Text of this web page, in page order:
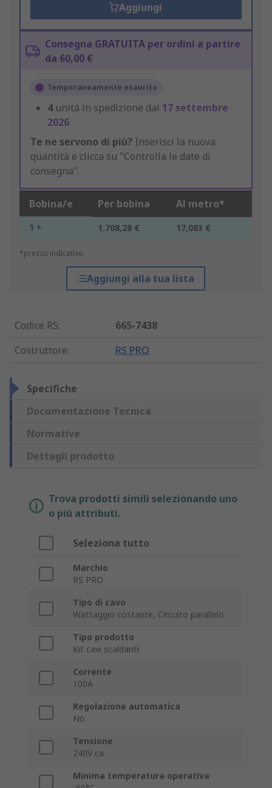
Aggiungi
Consegna GRATUITA per ordini a partire
da 60,00 €
Temporaneamente esaurito
4 unità in spedizione dal 17 settembre
2026
Te ne servono di più? Inserisci la nuova
quantità e clicca su "Controlla le date di
consegna".
Bobina/e Per bobina Al metro*
1 + 1.708,28 € 17,083 €
*prezzo indicativo
Aggiungi alla tua lista
Codice RS:
665-7438
Costruttore: RS PRO
Specifiche
Documentazione Tecnica
Normative
Dettagli prodotto
Trova prodotti simili selezionando uno
o più attributi.
Seleziona tutto
Marchio
RS PRO
Tipo di cavo
Wattaggio costante, Circuito parallelo
Tipo prodotto
Kit cavi scaldanti
Corrente
100A
Regolazione automatica
No
Tensione
240V ca
Minima temperatura operativa